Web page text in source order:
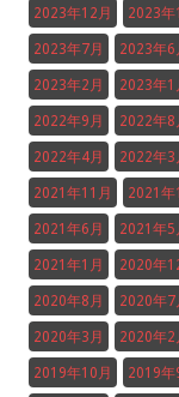
2023年12月 2023年
2023年7月 2023年6
2023年2月 2023年1
2022年9月 2022年8
2022年4月 2022年3
2021年11月 2021年
2021年6月 2021年5
2021年1月 2020年
2020年8月 2020年7
2020年3月 2020年2
2019年10月 2019年